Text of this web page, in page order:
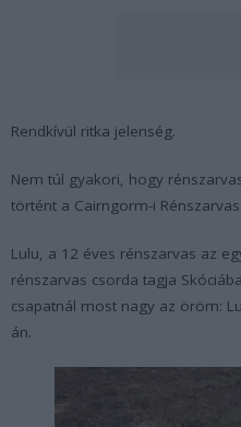
Rendkívül ritka jelenség.
Nem túl gyakori, hogy
történt a Cairngorm-i
Lulu, a 12 éves rénszarvas az
rénszarvas csorda tagja
csapatnál most nagy az öröm:
án.